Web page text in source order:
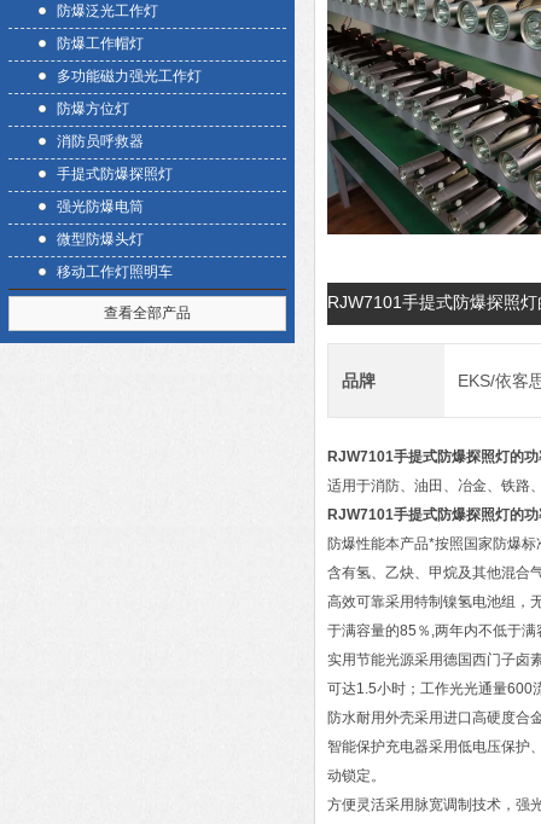
防爆泛光工作灯
防爆工作帽灯
多功能磁力强光工作灯
防爆方位灯
消防员呼救器
手提式防爆探照灯
强光防爆电筒
微型防爆头灯
移动工作灯照明车
查看全部产品
RJW7101手提式防爆探照
品牌 EKS/依客
RJW7101手提式防爆探照灯的
适用于消防、油田、冶金、铁路
RJW7101手提式防爆探照灯的
防爆性能本产品*按照国家防爆
含有氢、乙炔、甲烷及其他混合
高效可靠采用特制镍氢电池组，
于满容量的85％,两年内不低于满
实用节能光源采用德国西门子卤
可达1.5小时；工作光光通量600
防水耐用外壳采用进口高硬度合
智能保护充电器采用低电压保护
动锁定。
方便灵活采用脉宽调制技术，强